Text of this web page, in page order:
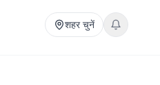
शहर चुनें